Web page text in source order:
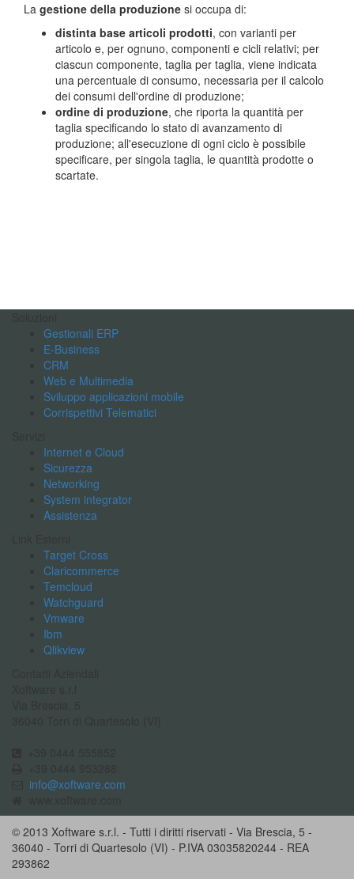
La gestione della produzione si occupa di:
distinta base articoli prodotti, con varianti per
articolo e, per ognuno, componenti e cicli relativi; per
ciascun componente, taglia per taglia, viene indicata
una percentuale di consumo, necessaria per il calcolo
dei consumi dell'ordine di produzione;
ordine di produzione, che riporta la quantità per
taglia specificando lo stato di avanzamento di
produzione; all'esecuzione di ogni ciclo è possibile
specificare, per singola taglia, le quantità prodotte o
scartate.
Gestionali ERP
E-Business
CRM
Web e Multimedia
Sviluppo applicazioni mobile
Corrispettivi Telematici
Internet e Cloud
Sicurezza
Networking
System integrator
Assistenza
Target Cross
Claricommerce
Temcloud
Watchguard
Vmware
Ibm
Qlikview
info@xoftware.com
© 2013 Xoftware s.r.l. - Tutti i diritti riservati - Via Brescia, 5 -
36040 - Torri di Quartesolo (VI) - P.IVA 03035820244 - REA
293862